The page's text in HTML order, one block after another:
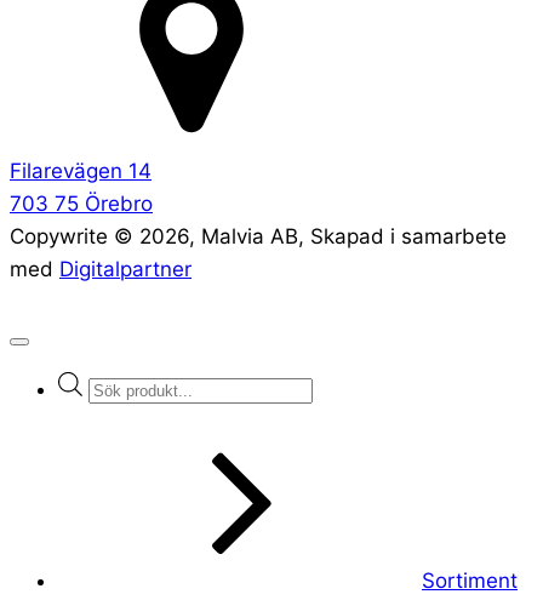
Filarevägen 14
703 75 Örebro
Copywrite © 2026, Malvia AB, Skapad i samarbete
med Digitalpartner
Products
Sortiment